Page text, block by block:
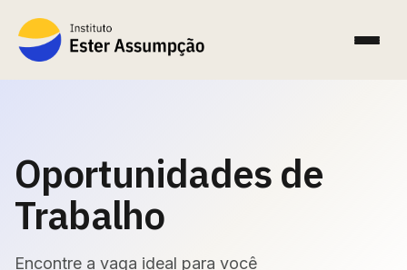
Oportunidades de
Trabalho
Encontre a vaga ideal para você